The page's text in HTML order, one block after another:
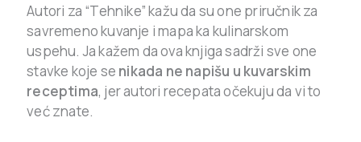
Autori za “Tehnike” kažu da su one priručnik za
savremeno kuvanje i mapa ka kulinarskom
uspehu. Ja kažem da ova knjiga sadrži sve one
stavke koje se nikada ne napišu u kuvarskim
receptima, jer autori recepata očekuju da vi to
već znate.